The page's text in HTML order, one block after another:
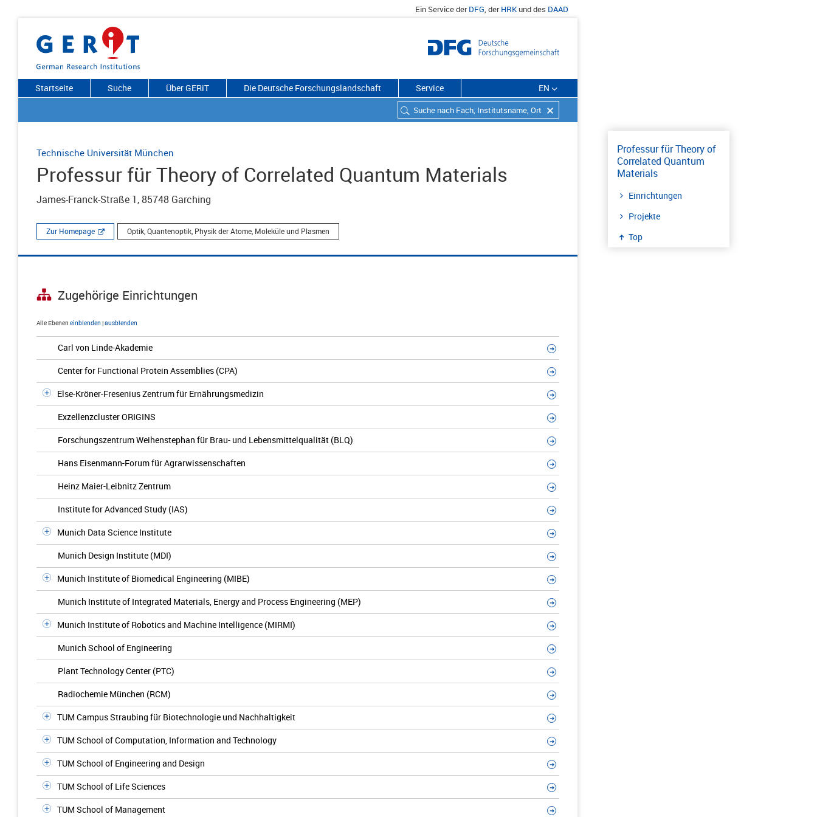
Ein Service derDFG, derHRKund des DAAD
Startseite Suche Über GERiT Die Deutsche Forschungslandschaft Service EN
Professur für Theory of
Correlated Quantum
Materials
Einrichtungen
Projekte
Top
Technische Universität München
Professur für Theory of Correlated Quantum Materials
James-Franck-Straße 1, 85748 Garching
Zur Homepage Optik, Quantenoptik, Physik der Atome, Moleküle und Plasmen
Zugehörige Einrichtungen
Alle Ebenen einblenden |ausblenden
Carl von Linde-Akademie
Center for Functional Protein Assemblies (CPA)
Else-Kröner-Fresenius Zentrum für Ernährungsmedizin
Exzellenzcluster ORIGINS
Forschungszentrum Weihenstephan für Brau- und Lebensmittelqualität (BLQ)
Hans Eisenmann-Forum für Agrarwissenschaften
Heinz Maier-Leibnitz Zentrum
Institute for Advanced Study (IAS)
Munich Data Science Institute
Munich Design Institute (MDI)
Munich Institute of Biomedical Engineering (MIBE)
Munich Institute of Integrated Materials, Energy and Process Engineering (MEP)
Munich Institute of Robotics and Machine Intelligence (MIRMI)
Munich School of Engineering
Plant Technology Center (PTC)
Radiochemie München (RCM)
TUM Campus Straubing für Biotechnologie und Nachhaltigkeit
TUM School of Computation, Information and Technology
TUM School of Engineering and Design
TUM School of Life Sciences
TUM School of Management